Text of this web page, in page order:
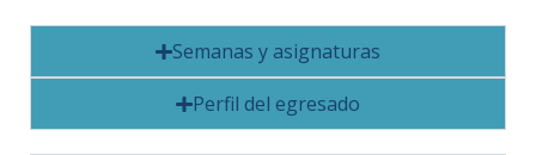
Semanas y asignaturas
Perfil del egresado